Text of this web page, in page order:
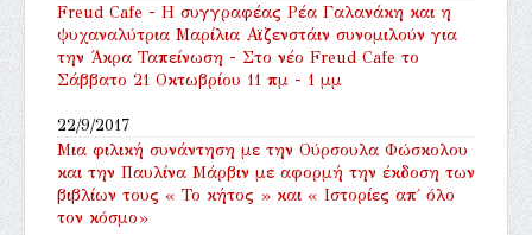
Freud Cafe - Η συγγραφέας Ρέα Γαλανάκη και η
ψυχαναλύτρια Μαρίλια Αϊζενστάιν συνομιλούν για
την Άκρα Ταπείνωση - Στο νέο Freud Cafe το
Σάββατο 21 Οκτωβρίου 11 πμ - 1 μμ
22/9/2017
Μια φιλική συνάντηση με την Ούρσουλα Φώσκολου
και την Παυλίνα Μάρβιν με αφορμή την έκδοση των
βιβλίων τους « Το κήτος » και « Ιστορίες απ΄ όλο
τον κόσμο»